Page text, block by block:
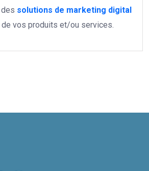
solutions de marketing digital
vos produits et/ou services.